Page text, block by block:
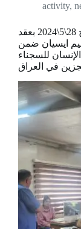
activity,
قامت منظمة غصن الزيتون بتاريخ 28\5\2024 بعقد
ايسيان ضمن
للسجناء
في العراق